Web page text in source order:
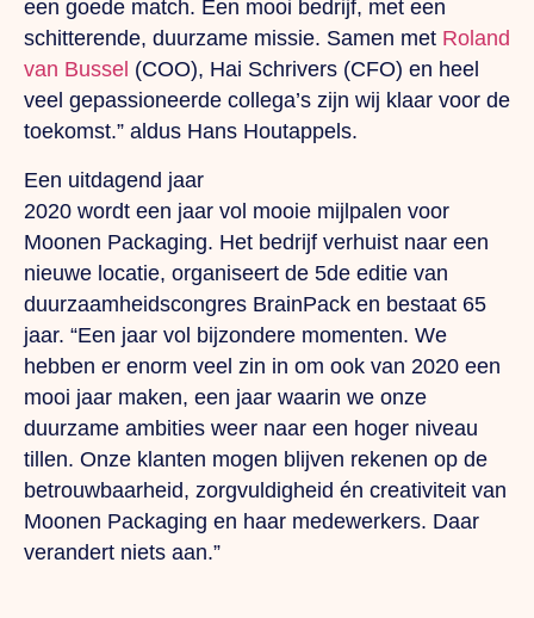
een goede match. Een mooi bedrijf, met een
schitterende, duurzame missie. Samen met Roland
van Bussel (COO), Hai Schrivers (CFO) en heel
veel gepassioneerde collega’s zijn wij klaar voor de
toekomst.” aldus Hans Houtappels.
Een uitdagend jaar
2020 wordt een jaar vol mooie mijlpalen voor
Moonen Packaging. Het bedrijf verhuist naar een
nieuwe locatie, organiseert de 5de editie van
duurzaamheidscongres BrainPack en bestaat 65
jaar. “Een jaar vol bijzondere momenten. We
hebben er enorm veel zin in om ook van 2020 een
mooi jaar maken, een jaar waarin we onze
duurzame ambities weer naar een hoger niveau
tillen. Onze klanten mogen blijven rekenen op de
betrouwbaarheid, zorgvuldigheid én creativiteit van
Moonen Packaging en haar medewerkers. Daar
verandert niets aan.”